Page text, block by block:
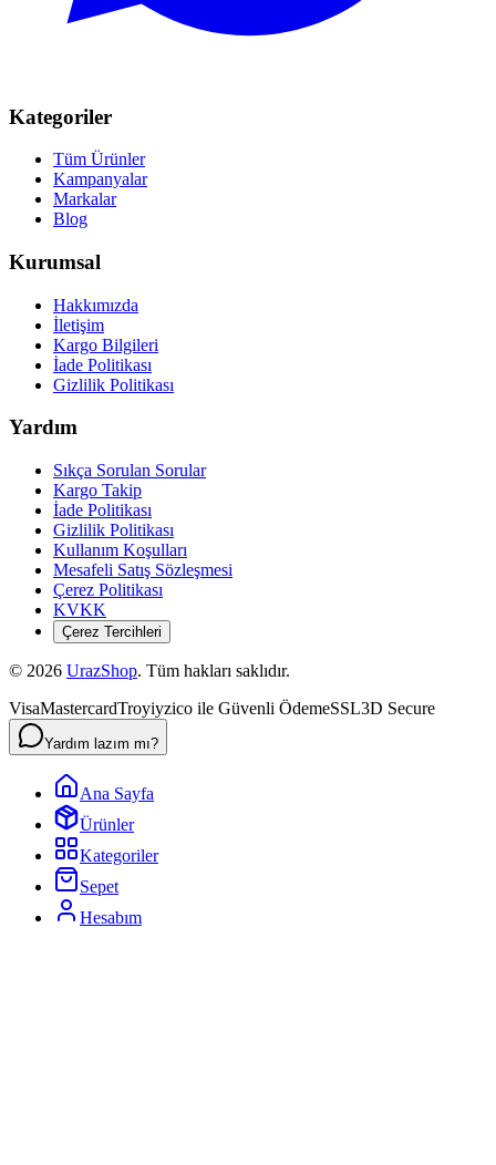
Kategoriler
Tüm Ürünler
Kampanyalar
Markalar
Blog
Kurumsal
Hakkımızda
İletişim
Kargo Bilgileri
İade Politikası
Gizlilik Politikası
Yardım
Sıkça Sorulan Sorular
Kargo Takip
İade Politikası
Gizlilik Politikası
Kullanım Koşulları
Mesafeli Satış Sözleşmesi
Çerez Politikası
KVKK
Çerez Tercihleri
© 2026 UrazShop. Tüm hakları saklıdır.
VisaMastercardTroyiyzico ile Güvenli ÖdemeSSL3D Secure
Yardım lazım mı?
Ana Sayfa
Ürünler
Kategoriler
Sepet
Hesabım